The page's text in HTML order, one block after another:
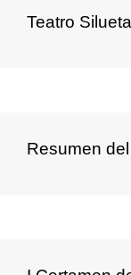
Teatro
Resumen